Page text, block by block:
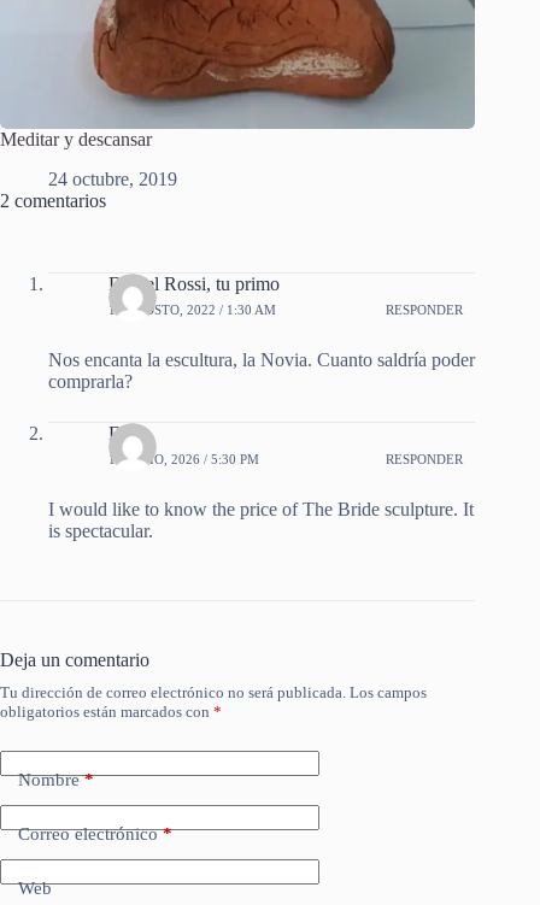
Meditar y descansar
24 octubre, 2019
2 comentarios
Daniel Rossi, tu primo
15 AGOSTO, 2022 / 1:30 AM RESPONDER
Nos encanta la escultura, la Novia. Cuanto saldría poder
comprarla?
Dan
18 JULIO, 2026 / 5:30 PM RESPONDER
I would like to know the price of The Bride sculpture. It
is spectacular.
Deja un comentario
Tu dirección de correo electrónico no será publicada. Los campos
obligatorios están marcados con *
Nombre*
Correo electrónico*
Web